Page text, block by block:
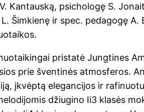
Kantauską, psichologę S.
Šimkienę ir spec. pedagogę A.
pristatė Jungtines
prie šventinės atmosferos.
įkvėptą elegancijos ir
džiugino Ii3 klasės